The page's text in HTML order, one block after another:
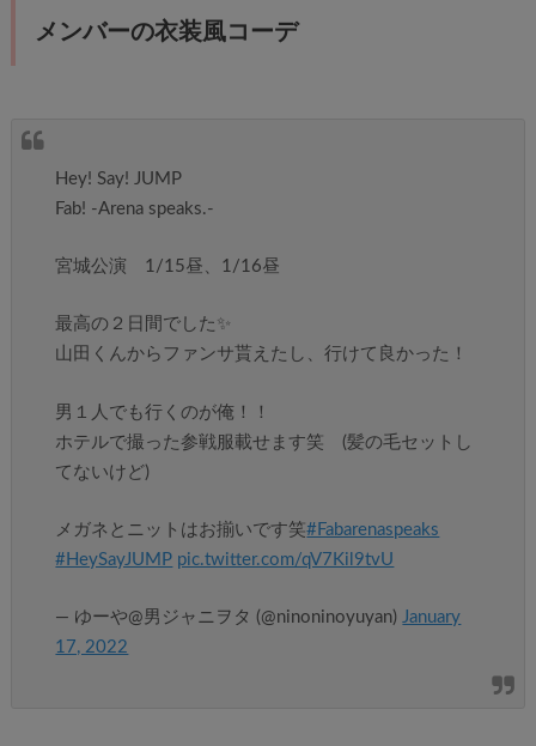
メンバーの衣装風コーデ
Hey! Say! JUMP
Fab! -Arena speaks.-
宮城公演 1/15昼、1/16昼
最高の２日間でした✨
山田くんからファンサ貰えたし、行けて良かった！
男１人でも行くのが俺！！
ホテルで撮った参戦服載せます笑 (髪の毛セットし
てないけど)
メガネとニットはお揃いです笑#Fabarenaspeaks
#HeySayJUMP pic.twitter.com/qV7Kil9tvU
— ゆーや@男ジャニヲタ (@ninoninoyuyan)January
17, 2022